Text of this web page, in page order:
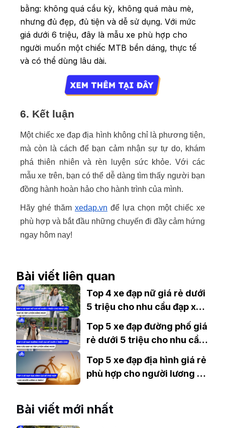
bằng: không quá cầu kỳ, không quá màu mè,
nhưng đủ đẹp, đủ tiện và dễ sử dụng. Với mức
giá dưới 6 triệu, đây là mẫu xe phù hợp cho
người muốn một chiếc MTB bền dáng, thực tế
và có thể dùng lâu dài.
6. Kết luận
Một chiếc xe đạp địa hình không chỉ là phương tiện,
mà còn là cách để bạn cảm nhận sự tự do, khám
phá thiên nhiên và rèn luyện sức khỏe. Với các
mẫu xe trên, bạn có thể dễ dàng tìm thấy người bạn
đồng hành hoàn hảo cho hành trình của mình.
Hãy ghé thăm xedap.vn để lựa chọn một chiếc xe
phù hợp và bắt đầu những chuyến đi đầy cảm hứng
ngay hôm nay!
Bài viết liên quan
Top 4 xe đạp nữ giá rẻ dưới
5 triệu cho nhu cầu đạp xe
tập luyện hàng ngày
Top 5 xe đạp đường phố giá
rẻ dưới 5 triệu cho nhu cầu
đạp xe tập luyện hàng ngày
Top 5 xe đạp địa hình giá rẻ
phù hợp cho người lương 8
Bài viết mới nhất